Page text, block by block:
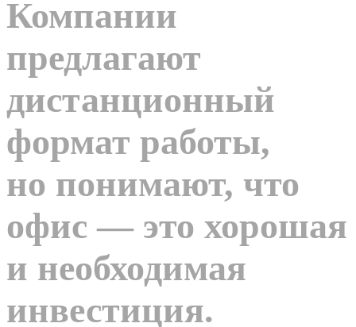
Компании
предлагают
дистанционный
формат работы,
но понимают, что
офис — это хорошая
и необходимая
инвестиция.